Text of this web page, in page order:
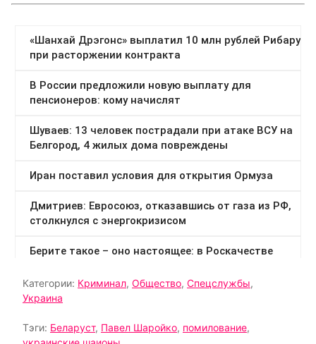
Категории: Криминал, Общество, Спецслужбы,
Украина
Тэги: Беларуст, Павел Шаройко, помилование,